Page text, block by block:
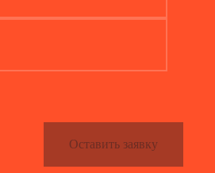
Оставить заявку